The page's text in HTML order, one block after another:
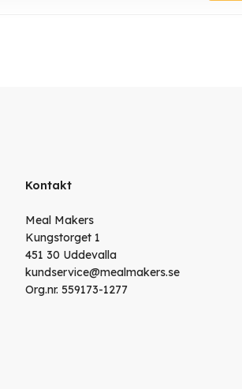
Kontakt
Meal Makers
Kungstorget 1
451 30 Uddevalla
kundservice@mealmakers.se
Org.nr. 559173-1277